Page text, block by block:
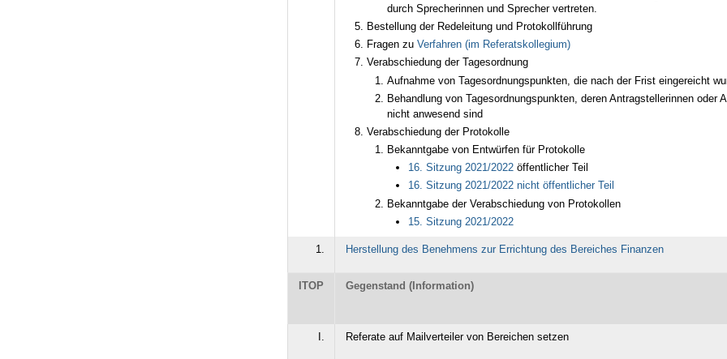
durch Sprecherinnen und Sprecher vertreten.
Bestellung der Redeleitung und Protokollführung
Fragen zu Verfahren (im Referatskollegium)
Verabschiedung der Tagesordnung
Aufnahme von Tagesordnungspunkten, die nach der Frist eingereicht
Behandlung von Tagesordnungspunkten, deren Antragstellerinnen oder
nicht anwesend sind
Verabschiedung der Protokolle
Bekanntgabe von Entwürfen für Protokolle
16. Sitzung 2021/2022öffentlicher Teil
16. Sitzung 2021/2022 nicht öffentlicher Teil
Bekanntgabe der Verabschiedung von Protokollen
15. Sitzung 2021/2022
1. Herstellung des Benehmens zur Errichtung des Bereiches Finanzen
ITOP Gegenstand (Information)
I. Referate auf Mailverteiler von Bereichen setzen